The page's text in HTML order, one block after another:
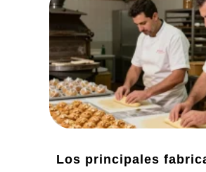
Los principales